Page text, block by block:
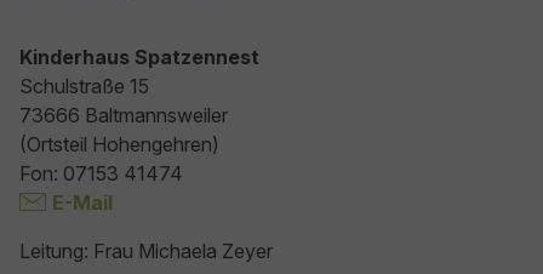
Kinderhaus Spatzennest
Schulstraße 15
73666 Baltmannsweiler
(Ortsteil Hohengehren)
Fon: 07153 41474
E-Mail
Leitung: Frau Michaela Zeyer